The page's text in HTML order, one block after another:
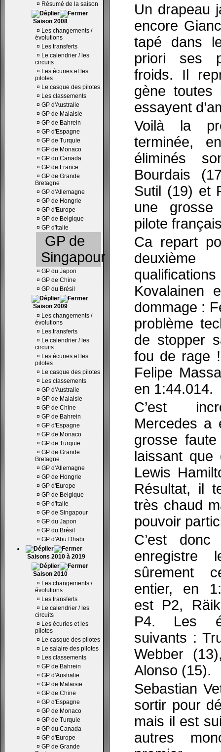
¤ Résumé de la saison
Saison 2008
¤ Les changements /
évolutions
¤ Les transferts
¤ Le calendrier / les
circuits
¤ Les écuries et les
pilotes
¤ Le casque des pilotes
¤ Les classements
¤ GP d'Australie
¤ GP de Malaisie
¤ GP de Bahrein
¤ GP d'Espagne
¤ GP de Turquie
¤ GP de Monaco
¤ GP du Canada
¤ GP de France
¤ GP de Grande
Bretagne
¤ GP d'Allemagne
¤ GP de Hongrie
¤ GP d'Europe
¤ GP de Belgique
¤ GP d'Italie
GP de
Singapour
¤ GP du Japon
¤ GP de Chine
¤ GP du Brésil
Saison 2009
¤ Les changements /
évolutions
¤ Les transferts
¤ Le calendrier / les
circuits
¤ Les écuries et les
pilotes
¤ Le casque des pilotes
¤ Les classements
¤ GP d'Australie
¤ GP de Malaisie
¤ GP de Chine
¤ GP de Bahrein
¤ GP d'Espagne
¤ GP de Monaco
¤ GP de Turquie
¤ GP de Grande
Bretagne
¤ GP d'Allemagne
¤ GP de Hongrie
¤ GP d'Europe
¤ GP de Belgique
¤ GP d'Italie
¤ GP de Singapour
¤ GP du Japon
¤ GP du Brésil
¤ GP d'Abu Dhabi
Saisons 2010 à 2019
Saison 2010
¤ Les changements /
évolutions
¤ Les transferts
¤ Le calendrier / les
circuits
¤ Les écuries et les
pilotes
¤ Le casque des pilotes
¤ Le salaire des pilotes
¤ Les classements
¤ GP de Bahrein
¤ GP d'Australie
¤ GP de Malaisie
¤ GP de Chine
¤ GP d'Espagne
¤ GP de Monaco
¤ GP de Turquie
¤ GP du Canada
¤ GP d'Europe
¤ GP de Grande
Un drapeau
encore
tapé dans
priori ses
froids. Il
gène toutes
essayent
Voilà la
terminée,
éliminés
Bourdais
Sutil (19) et
une
pilote
Ca repart
Kovalainen
dommage :
problème
de stopper
fou de rage
Felipe
en 1:44.014.
C’est
Mercedes a
grosse
laissant que
Lewis
Résultat, il
très chaud
pouvoir
C’est
enregistre
sûrement
entier, en
est P2,
P4. Les
suivants :
Webber
Alonso (15).
Sebastian
sortir pour
mais il est
autres